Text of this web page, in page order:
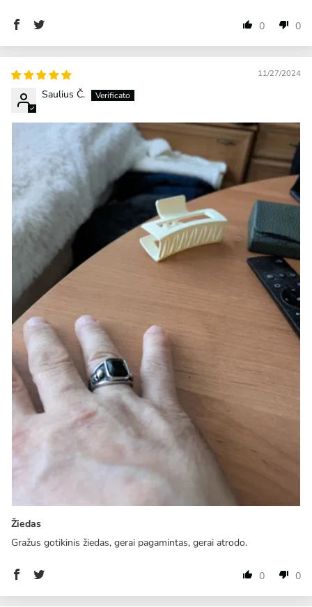
0 0
11/27/2024
Saulius Č.
Žiedas
Gražus gotikinis žiedas, gerai pagamintas, gerai atrodo.
0 0